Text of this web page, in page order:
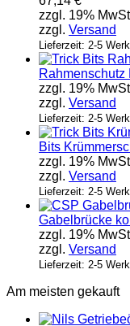
zzgl. 19%
zzgl. Versand
Lieferzeit: 2-5
Rahmenschutz
zzgl. 19%
zzgl. Versand
Lieferzeit: 2-5
Bits
zzgl. 19%
zzgl. Versand
Lieferzeit: 2-5
Gabelbrücke
zzgl. 19%
zzgl. Versand
Lieferzeit: 2-5
Am meisten gekauft